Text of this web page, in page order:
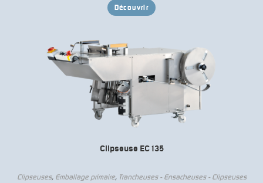
Découvrir
Clipseuse EC 135
Clipseuses, Emballage primaire, Trancheuses - Ensacheuses - Clipseuses